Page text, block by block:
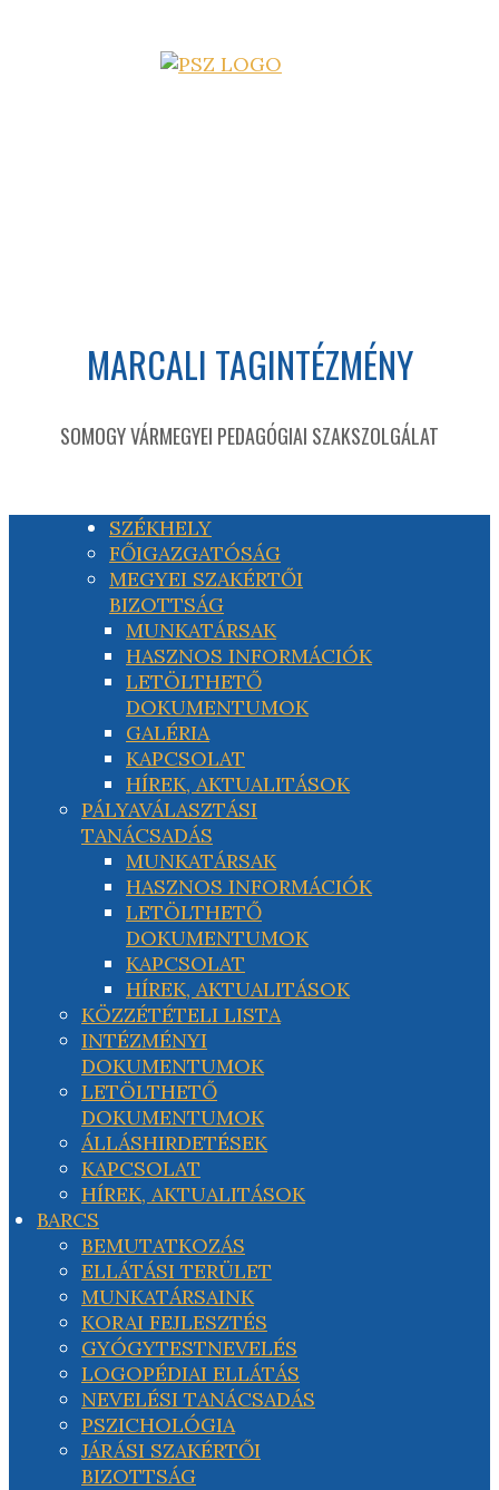
MARCALI TAGINTÉZMÉNY
SOMOGY VÁRMEGYEI PEDAGÓGIAI SZAKSZOLGÁLAT
SZÉKHELY
FŐIGAZGATÓSÁG
MEGYEI SZAKÉRTŐI
BIZOTTSÁG
MUNKATÁRSAK
HASZNOS INFORMÁCIÓK
LETÖLTHETŐ
DOKUMENTUMOK
GALÉRIA
KAPCSOLAT
HÍREK, AKTUALITÁSOK
PÁLYAVÁLASZTÁSI
TANÁCSADÁS
MUNKATÁRSAK
HASZNOS INFORMÁCIÓK
LETÖLTHETŐ
DOKUMENTUMOK
KAPCSOLAT
HÍREK, AKTUALITÁSOK
KÖZZÉTÉTELI LISTA
INTÉZMÉNYI
DOKUMENTUMOK
LETÖLTHETŐ
DOKUMENTUMOK
ÁLLÁSHIRDETÉSEK
KAPCSOLAT
HÍREK, AKTUALITÁSOK
BARCS
BEMUTATKOZÁS
ELLÁTÁSI TERÜLET
MUNKATÁRSAINK
KORAI FEJLESZTÉS
GYÓGYTESTNEVELÉS
LOGOPÉDIAI ELLÁTÁS
NEVELÉSI TANÁCSADÁS
PSZICHOLÓGIA
JÁRÁSI SZAKÉRTŐI
BIZOTTSÁG